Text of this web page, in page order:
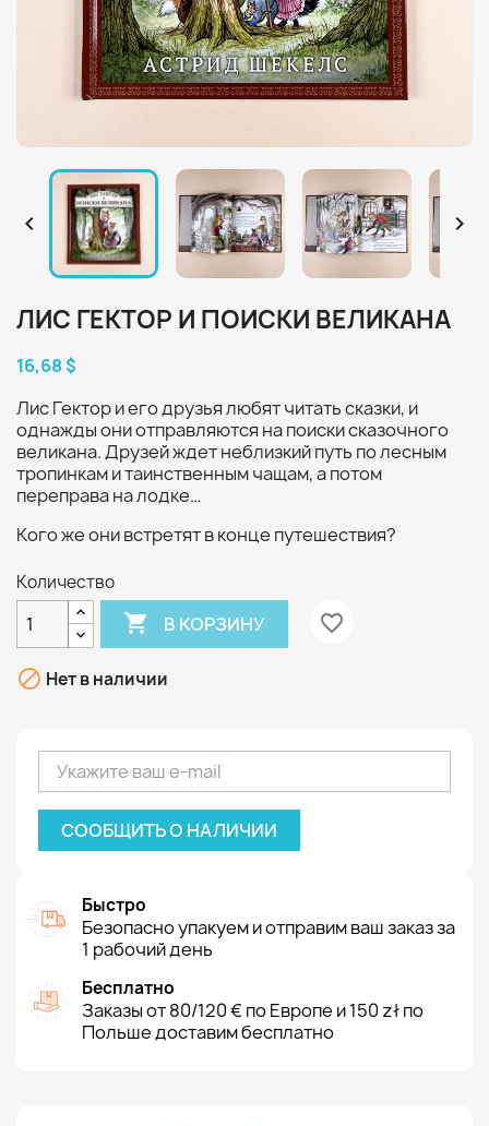
 
ЛИС ГЕКТОР И ПОИСКИ ВЕЛИКАНА
16,68 $
Лис Гектор и его друзья любят читать сказки, и
однажды они отправляются на поиски сказочного
великана. Друзей ждет неблизкий путь по лесным
тропинкам и таинственным чащам, а потом
переправа на лодке…
Кого же они встретят в конце путешествия?
Количество
 В КОРЗИНУ favorite_border
 Нет в наличии
СООБЩИТЬ О НАЛИЧИИ
Быстро
Безопасно упакуем и отправим ваш заказ за
1 рабочий день
Бесплатно
Заказы от 80/120 € по Европе и 150 zł по
Польше доставим бесплатно